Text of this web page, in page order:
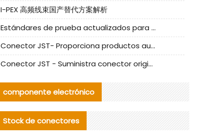
I-PEX 高频线束国产替代方案解析
Estándares de prueba actualizados para conectores nacionales bajo la referencia de CLIFF
Conector JST- Proporciona productos auténticos y alternativos del conector JST NSHR-02V-S
Conector JST - Suministra conector original JST GHR-09V-S | productos alternativos
componente electrónico
Stock de conectores